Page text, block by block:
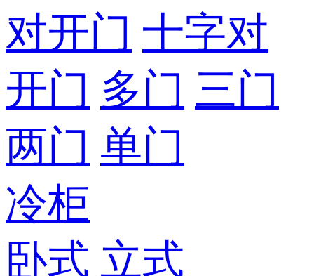
对开门 十字对
开门 多门 三门
两门 单门
冷柜
卧式 立式